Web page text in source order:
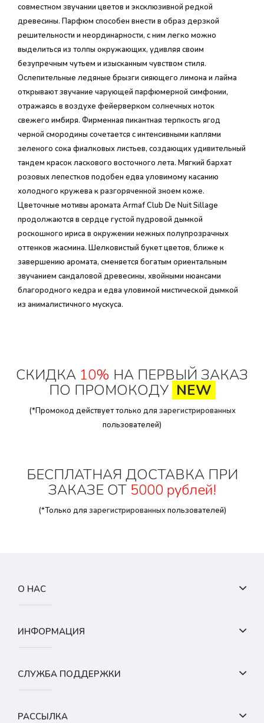
совместном звучании цветов и эксклюзивной редкой
древесины. Парфюм способен внести в образ дерзкой
решительности и неординарности, с ним легко можно
выделиться из толпы окружающих, удивляя своим
безупречным чутьем и изысканным чувством стиля.
Ослепительные ледяные брызги сияющего лимона и лайма
открывают звучание чарующей парфюмерной симфонии,
отражаясь в воздухе фейерверком солнечных ноток
свежего имбиря. Фирменная пикантная терпкость ягод
черной смородины сочетается с интенсивными каплями
зеленого сока фиалковых листьев, создающих удивительный
тандем красок ласкового восточного лета. Мягкий бархат
розовых лепестков подобен едва уловимому касанию
холодного кружева к разгоряченной зноем коже.
Цветочные мотивы аромата Armaf Club De Nuit Sillage
продолжаются в сердце густой пудровой дымкой
роскошного ириса в окружении нежных полупрозрачных
оттенков жасмина. Шелковистый букет цветов, ближе к
завершению аромата, сменяется богатым ориентальным
звучанием сандаловой древесины, хвойными нюансами
благородного кедра и едва уловимой мистической дымкой
из анималистичного мускуса.
СКИДКА 10% НА ПЕРВЫЙ ЗАКАЗ
ПО ПРОМОКОДУ NEW
(*Промокод действует только для зарегистрированных
пользователей)
БЕСПЛАТНАЯ ДОСТАВКА ПРИ
ЗАКАЗЕ ОТ 5000 рублей!
(*Только для зарегистрированныхпользователей)
О НАС
ИНФОРМАЦИЯ
СЛУЖБА ПОДДЕРЖКИ
РАССЫЛКА